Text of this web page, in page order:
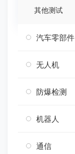
其他测试
汽车零部件
无人机
防爆检测
机器人
通信